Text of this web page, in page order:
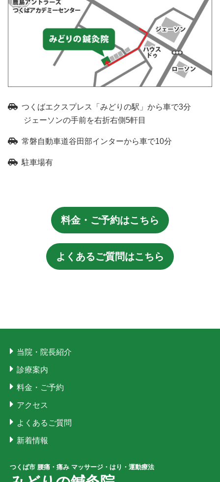
つくばエクスプレス「みどりの駅」から車で3分
ジェーソンの手前を右折右側5軒目
常磐自動車道谷田部インターから車で10分
駐車場有
料金・ご予約はこちら
よくあるご質問はこちら
当院・院長紹介
診療案内
料金・ご予約
アクセス
よくあるご質問
新着情報
つくば市 腰痛・痛み マッサージ・はり・運動療法